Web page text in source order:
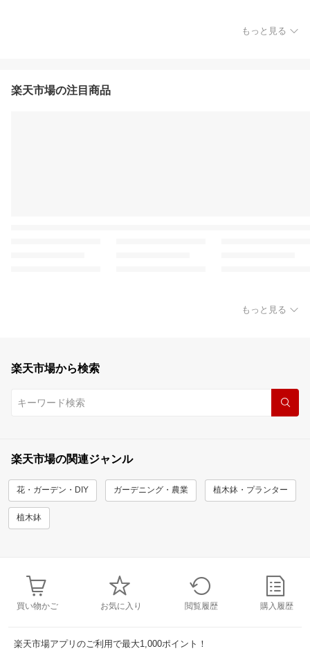
もっと見る
楽天市場の注目商品
もっと見る
楽天市場から検索
楽天市場の関連ジャンル
花・ガーデン・DIY ガーデニング・農業 植木鉢・プランター
植木鉢
買い物かご お気に入り 閲覧履歴 購入履歴
楽天市場アプリのご利用で最大1,000ポイント！